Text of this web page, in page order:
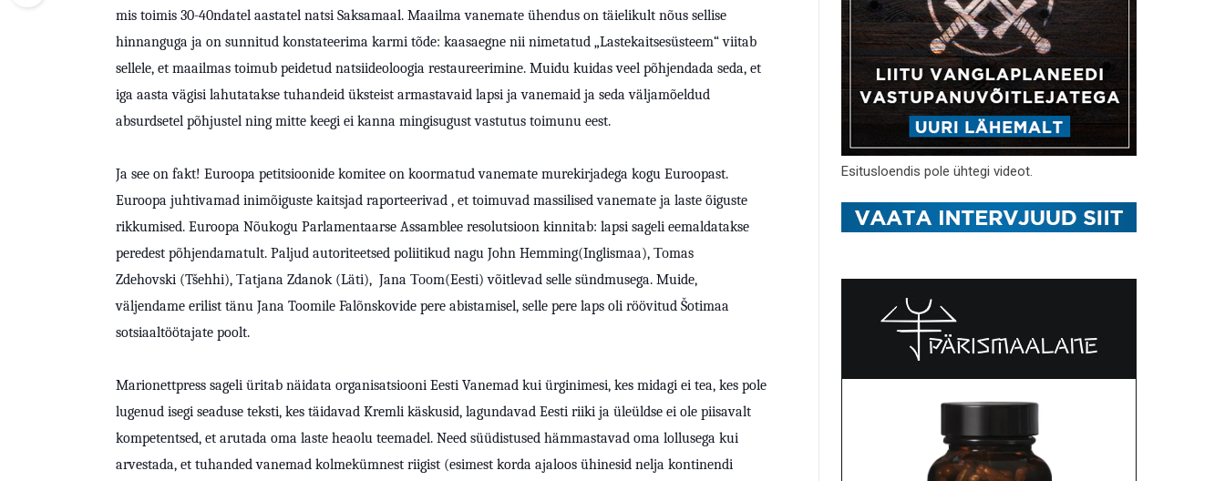
mis toimis 30-40ndatel aastatel natsi Saksamaal. Maailma vanemate ühendus on täielikult nõus sellise
hinnanguga ja on sunnitud konstateerima karmi tõde: kaasaegne nii nimetatud „Lastekaitsesüsteem“ viitab
sellele, et maailmas toimub peidetud natsiideoloogia restaureerimine. Muidu kuidas veel põhjendada seda, et
iga aasta vägisi lahutatakse tuhandeid üksteist armastavaid lapsi ja vanemaid ja seda väljamõeldud
absurdsetel põhjustel ning mitte keegi ei kanna mingisugust vastutus toimunu eest.
Ja see on fakt! Euroopa petitsioonide komitee on koormatud vanemate murekirjadega kogu Euroopast.
Euroopa juhtivamad inimõiguste kaitsjad raporteerivad , et toimuvad massilised vanemate ja laste õiguste
rikkumised. Euroopa Nõukogu Parlamentaarse Assamblee resolutsioon kinnitab: lapsi sageli eemaldatakse
peredest põhjendamatult. Paljud autoriteetsed poliitikud nagu John Hemming(Inglismaa), Тоmas
Zdehovski (Tšehhi), Тatjana Zdanok (Läti), Jana Тооm(Eesti) võitlevad selle sündmusega. Muide,
väljendame erilist tänu Jana Toomile Falõnskovide pere abistamisel, selle pere laps oli röövitud Šotimaa
sotsiaaltöötajate poolt.
Marionettpress sageli üritab näidata organisatsiooni Eesti Vanemad kui ürginimesi, kes midagi ei tea, kes pole
lugenud isegi seaduse teksti, kes täidavad Kremli käskusid, lagundavad Eesti riiki ja üleüldse ei ole piisavalt
kompetentsed, et arutada oma laste heaolu teemadel. Need süüdistused hämmastavad oma lollusega kui
arvestada, et tuhanded vanemad kolmekümnest riigist (esimest korda ajaloos ühinesid nelja kontinendi
Esitusloendis pole ühtegi videot.